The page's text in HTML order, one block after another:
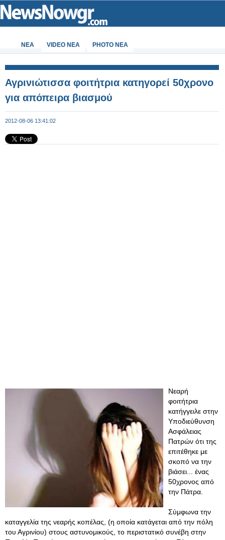
ΝΕΑ VIDEO NEA PHOTO NEA
Αγρινιώτισσα φοιτήτρια κατηγορεί 50χρονο
για απόπειρα βιασμού
2012-08-06 13:41:02
Νεαρή
φοιτήτρια
κατήγγειλε στην
Υποδιεύθυνση
Ασφάλειας
Πατρών ότι της
επιτέθηκε με
σκοπό να την
βιάσει... ένας
50χρονος από
την Πάτρα.
Σύμφωνα την
καταγγελία της νεαρής κοπέλας, (η οποία κατάγεται από την πόλη
του Αγρινίου) στους αστυνομικούς, το περιστατικό συνέβη στην